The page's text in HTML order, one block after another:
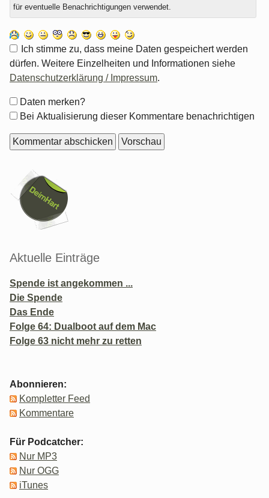
für eventuelle Benachrichtigungen verwendet.
Ich stimme zu, dass meine Daten gespeichert werden
dürfen. Weitere Einzelheiten und Informationen siehe
Datenschutzerklärung / Impressum.
Formular-
Optionen
Daten merken?
Bei Aktualisierung dieser Kommentare benachrichtigen
Seitenleiste
Aktuelle Einträge
Spende ist angekommen ...
Die Spende
Das Ende
Folge 64: Dualboot auf dem Mac
Folge 63 nicht mehr zu retten
Abonnieren:
Kompletter Feed
Kommentare
Für Podcatcher:
Nur MP3
Nur OGG
iTunes